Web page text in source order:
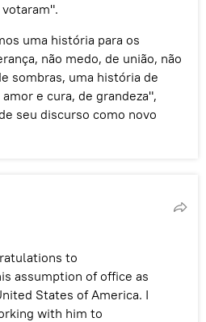
uma história para os
não medo, de união, não
sombras, uma história de
e cura, de grandeza",
seu discurso como novo
to
assumption of office as
States of America. I
with him to